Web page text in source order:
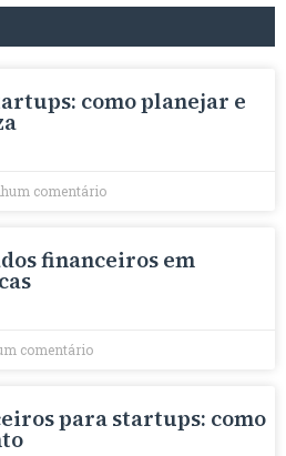
como planejar e
comentário
financeiros em
comentário
para startups: como